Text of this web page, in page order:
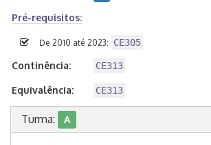
Pré-requisitos:
De 2010 até 2023: CE305
Continência: CE313
Equivalência: CE313
Turma: A